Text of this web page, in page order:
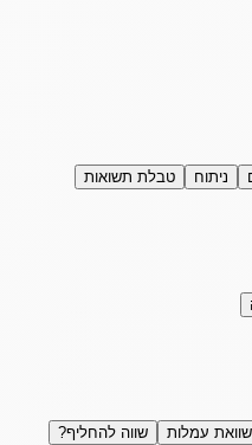
ניתוח טבלת תשואות
עמלות שווה להחליף?